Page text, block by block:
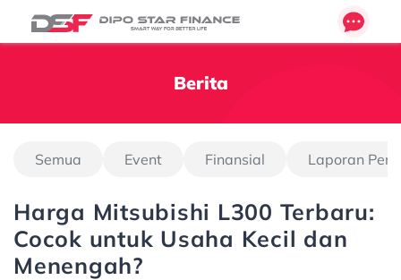
Berita
Semua Event Finansial Laporan
Harga Mitsubishi L300 Terbaru:
Cocok untuk Usaha Kecil dan
Menengah?